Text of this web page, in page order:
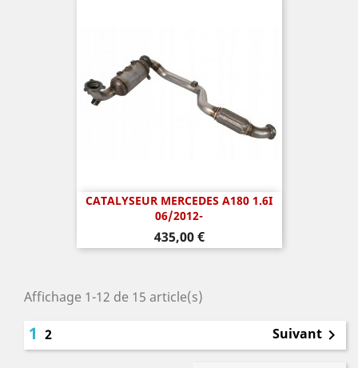
CATALYSEUR MERCEDES A180 1.6I
06/2012-
Prix
435,00 €
Affichage 1-12 de 15 article(s)
1 2 Suivant 